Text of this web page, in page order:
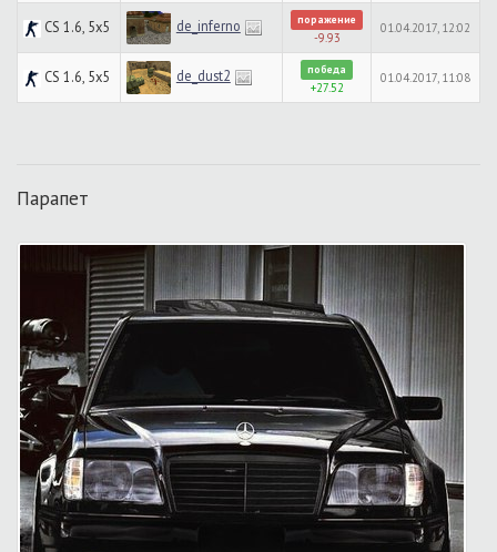
CS 1.6, 5x5 de_inferno поражение
-9.93
01.04.2017, 12:02
CS 1.6, 5x5 de_dust2 победа
+27.52
01.04.2017, 11:08
Парапет